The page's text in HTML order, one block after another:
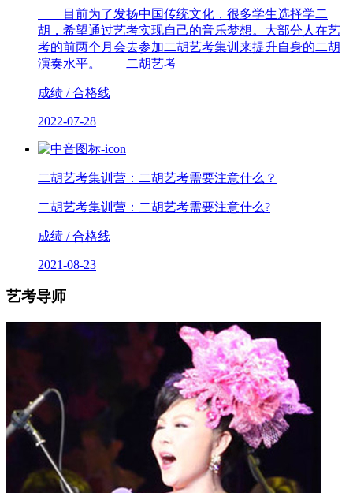
目前为了发扬中国传统文化，很多学生选择学二
胡，希望通过艺考实现自己的音乐梦想。大部分人在艺
考的前两个月会去参加二胡艺考集训来提升自身的二胡
演奏水平。 二胡艺考
成绩 / 合格线
2022-07-28
二胡艺考集训营：二胡艺考需要注意什么？
二胡艺考集训营：二胡艺考需要注意什么?
成绩 / 合格线
2021-08-23
艺考导师